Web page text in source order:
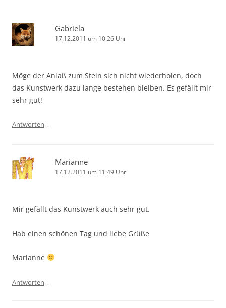
Gabriela
17.12.2011 um 10:26 Uhr
Möge der Anlaß zum Stein sich nicht wiederholen, doch
das Kunstwerk dazu lange bestehen bleiben. Es gefällt mir
sehr gut!
Antworten ↓
Marianne
17.12.2011 um 11:49 Uhr
Mir gefällt das Kunstwerk auch sehr gut.
Hab einen schönen Tag und liebe Grüße
Marianne
Antworten ↓